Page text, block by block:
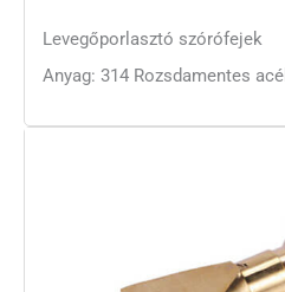
Levegőporlasztó szórófejek
Anyag: 314 Rozsdamentes acél